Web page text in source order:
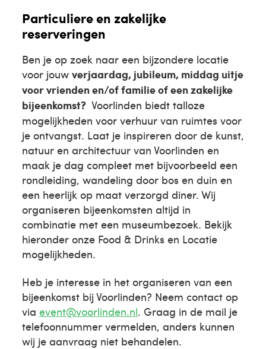
Particuliere en zakelijke
reserveringen
Ben je op zoek naar een bijzondere locatie
voor jouw verjaardag, jubileum, middag uitje
voor vrienden en/of familie of een zakelijke
bijeenkomst? Voorlinden biedt talloze
mogelijkheden voor verhuur van ruimtes voor
je ontvangst. Laat je inspireren door de kunst,
natuur en architectuur van Voorlinden en
maak je dag compleet met bijvoorbeeld een
rondleiding, wandeling door bos en duin en
een heerlijk op maat verzorgd diner. Wij
organiseren bijeenkomsten altijd in
combinatie met een museumbezoek. Bekijk
hieronder onze Food & Drinks en Locatie
mogelijkheden.
Heb je interesse in het organiseren van een
bijeenkomst bij Voorlinden? Neem contact op
via event@voorlinden.nl. Graag in de mail je
telefoonnummer vermelden, anders kunnen
wij je aanvraag niet behandelen.